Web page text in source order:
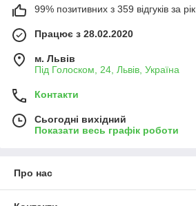
99% позитивних з 359 відгуків за рік
Працює з 28.02.2020
м. Львів
Під Голоском, 24, Львів, Україна
Контакти
Сьогодні вихідний
Показати весь графік роботи
Про нас